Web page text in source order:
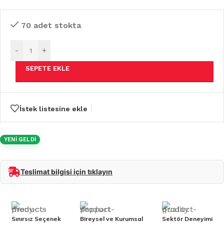
70 adet stokta
- +
SEPETE EKLE
İstek listesine ekle
YENİ GELDİ
Teslimat bilgisi için tıklayın
Sınırsız Seçenek Bireysel ve Kurumsal Sektör Deneyimi